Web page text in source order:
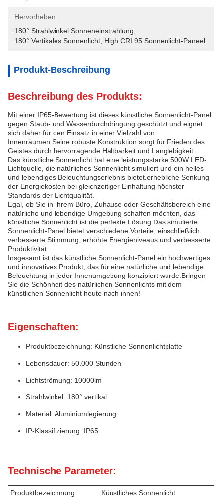
Hervorheben:
180° Strahlwinkel Sonneneinstrahlung
180° Vertikales Sonnenlicht High CRI 95 Sonnenlicht-Paneel
Produkt-Beschreibung
Beschreibung des Produkts:
Mit einer IP65-Bewertung ist dieses künstliche Sonnenlicht-Panel
gegen Staub- und Wasserdurchdringung geschützt und eignet
sich daher für den Einsatz in einer Vielzahl von
Innenräumen.Seine robuste Konstruktion sorgt für Frieden des
Geistes durch hervorragende Haltbarkeit und Langlebigkeit.
Das künstliche Sonnenlicht hat eine leistungsstarke 500W LED-
Lichtquelle, die natürliches Sonnenlicht simuliert und ein helles
und lebendiges Beleuchtungserlebnis bietet.erhebliche Senkung
der Energiekosten bei gleichzeitiger Einhaltung höchster
Standards der Lichtqualität.
Egal, ob Sie in Ihrem Büro, Zuhause oder Geschäftsbereich eine
natürliche und lebendige Umgebung schaffen möchten, das
künstliche Sonnenlicht ist die perfekte Lösung.Das simulierte
Sonnenlicht-Panel bietet verschiedene Vorteile, einschließlich
verbesserte Stimmung, erhöhte Energieniveaus und verbesserte
Produktivität.
Insgesamt ist das künstliche Sonnenlicht-Panel ein hochwertiges
und innovatives Produkt, das für eine natürliche und lebendige
Beleuchtung in jeder Innenumgebung konzipiert wurde.Bringen
Sie die Schönheit des natürlichen Sonnenlichts mit dem
künstlichen Sonnenlicht heute nach innen!
Eigenschaften:
Produktbezeichnung: Künstliche Sonnenlichtplatte
Lebensdauer: 50.000 Stunden
Lichtströmung: 10000lm
Strahlwinkel: 180° vertikal
Material: Aluminiumlegierung
IP-Klassifizierung: IP65
Technische Parameter:
Produktbezeichnung:
Künstliches Sonnenlicht